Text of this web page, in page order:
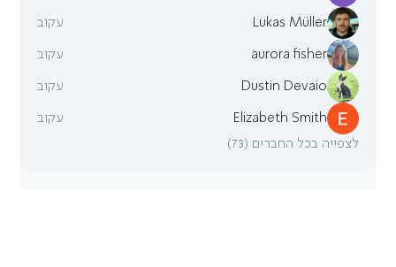
Lukas Müller עקוב
aurora fisher עקוב
Dustin Devaio עקוב
Elizabeth Smith
עקוב
לצפייה בכל החברים (73)